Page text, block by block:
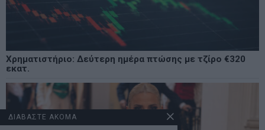
Χρηματιστήριο: Δεύτερη ημέρα πτώσης με τζίρο €320
εκατ.
ΔΙΑΒΑΣΤΕ ΑΚΟΜΑ